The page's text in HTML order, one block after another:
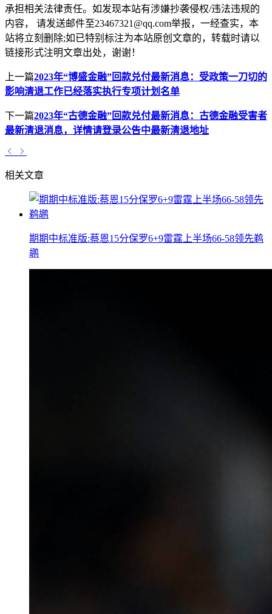
承担相关法律责任。如发现本站有涉嫌抄袭侵权/违法违规的
内容， 请发送邮件至23467321@qq.com举报，一经查实，本
站将立刻删除;如已特别标注为本站原创文章的，转载时请以
链接形式注明文章出处，谢谢！
上一篇2023年“博盛金融”回款兑付最新消息：受政策一刀切的
影响清退工作已经落实执行专项计划名单
下一篇2023年“古德金融”回款兑付最新消息：古德金融受害者
最新清退消息，详情请登录公告中最新清退地址
相关文章
期期中标准版:蔡恩15分保罗6+9雷霆上半场66-58领先鹈
鹕